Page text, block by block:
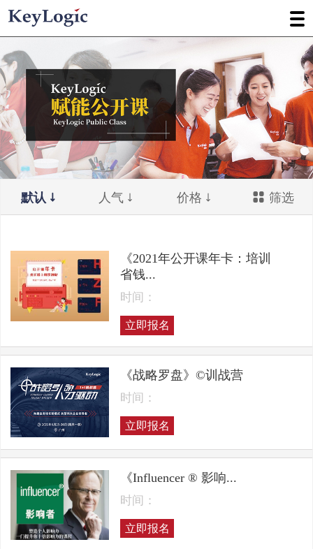
默认 人气 价格 筛选
《2021年公开课年卡：培训
省钱...
时间：
立即报名
《战略罗盘》©训战营
时间：
立即报名
《Influencer ® 影响...
时间：
立即报名